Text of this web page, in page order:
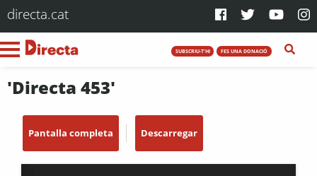
directa.cat
SUBSCRIU-T'HI FES UNA DONACIÓ
'Directa 453'
Pantalla completa Descarregar